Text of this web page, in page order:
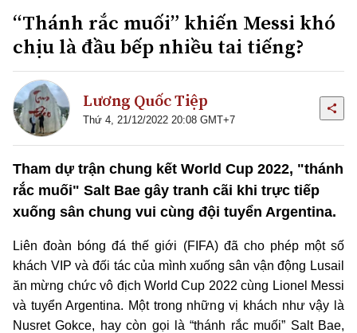
“Thánh rắc muối” khiến Messi khó
chịu là đầu bếp nhiều tai tiếng?
Lương Quốc Tiệp
Thứ 4, 21/12/2022 20:08 GMT+7
Tham dự trận chung kết World Cup 2022, "thánh
rắc muối" Salt Bae gây tranh cãi khi trực tiếp
xuống sân chung vui cùng đội tuyển Argentina.
Liên đoàn bóng đá thế giới (FIFA) đã cho phép một số
khách VIP và đối tác của mình xuống sân vận động Lusail
ăn mừng chức vô địch World Cup 2022 cùng Lionel Messi
và tuyển Argentina. Một trong những vị khách như vậy là
Nusret Gokce, hay còn gọi là “thánh rắc muối” Salt Bae,